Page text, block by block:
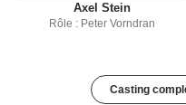
Axel Stein
Rôle : Peter Vorndran
Casting